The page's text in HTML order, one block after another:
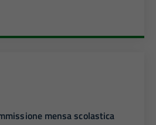
mensa scolastica